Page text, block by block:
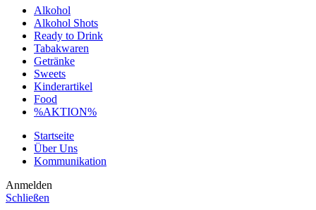
Alkohol
Alkohol Shots
Ready to Drink
Tabakwaren
Getränke
Sweets
Kinderartikel
Food
%AKTION%
Startseite
Über Uns
Kommunikation
Anmelden
Schließen